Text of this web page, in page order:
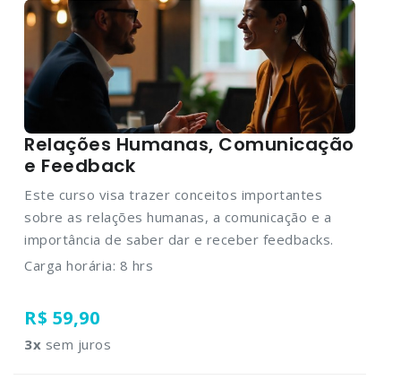
Relações Humanas, Comunicação
e Feedback
Este curso visa trazer conceitos importantes
sobre as relações humanas, a comunicação e a
importância de saber dar e receber feedbacks.
Carga horária: 8 hrs
R$ 59,90
3x sem juros